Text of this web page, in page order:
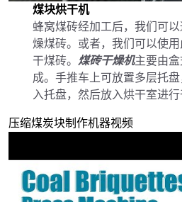
煤块烘干机
蜂窝煤砖经加工后，我们可
燥煤砖。或者，我们可以使
干煤砖。 煤砖干燥机主要由
成。手推车上可放置多层托
入托盘，然后放入烘干室进行
压缩煤炭块制作机器视频